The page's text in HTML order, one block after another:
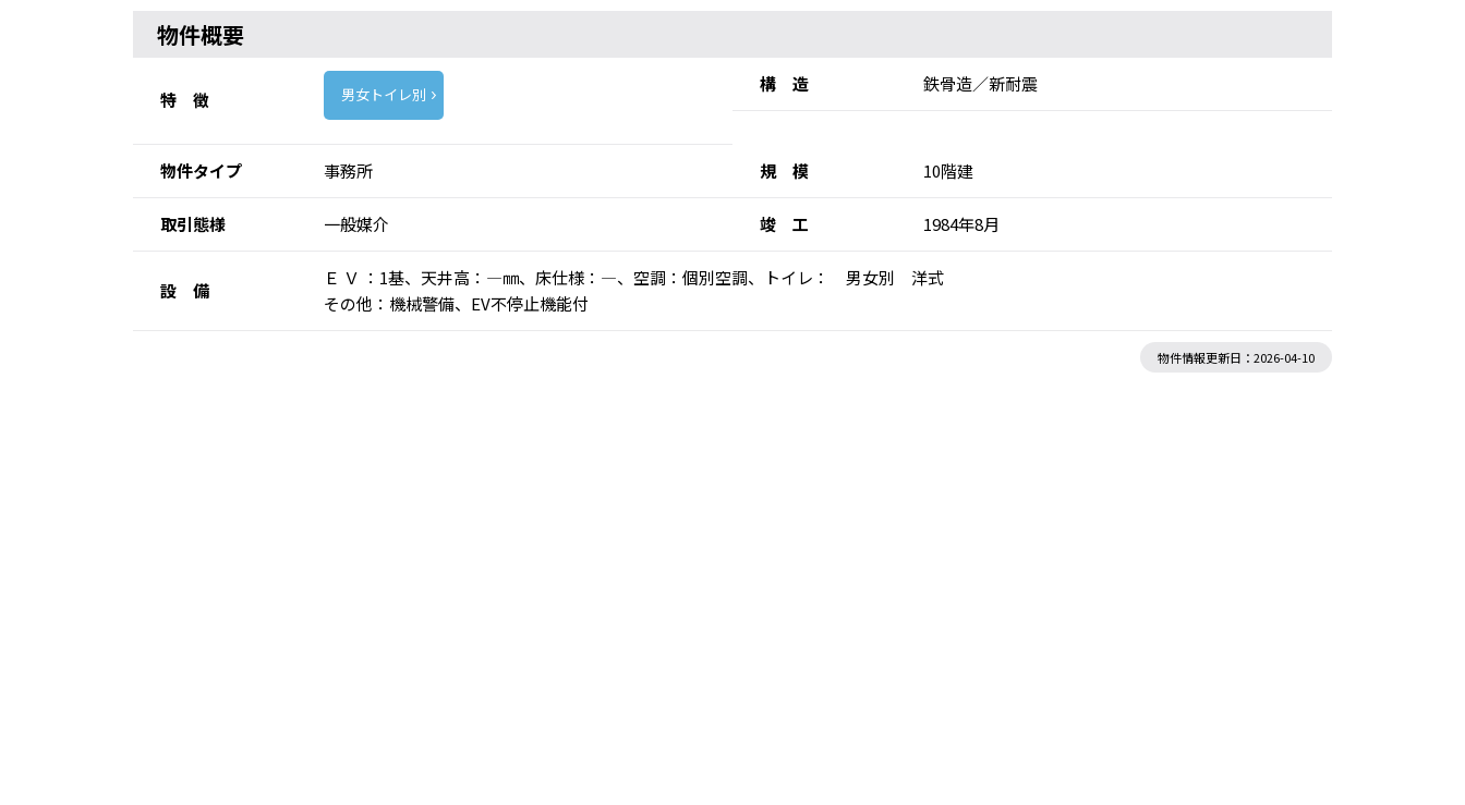
物件概要
特 徴 男女トイレ別 構 造 鉄骨造／新耐震
物件タイプ 事務所 規 模 10階建
取引態様 一般媒介 竣 工 1984年8月
設 備
Ｅ Ｖ ：1基、天井高：―㎜、床仕様：―、空調：個別空調、トイレ： 男女別 洋式
その他：機械警備、EV不停止機能付
物件情報更新日：2026-04-10